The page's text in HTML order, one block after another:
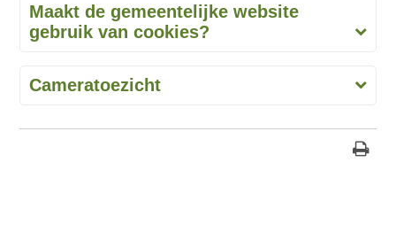
Maakt de gemeentelijke website
gebruik van cookies?
Cameratoezicht